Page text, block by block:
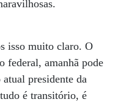
isso muito claro. O
federal, amanhã pode
presidente da
é transitório, é